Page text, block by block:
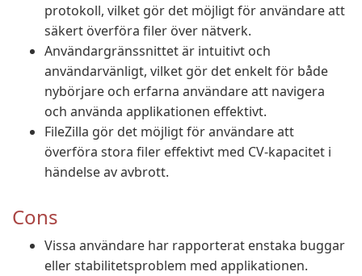
protokoll, vilket gör det möjligt för användare att
säkert överföra filer över nätverk.
Användargränssnittet är intuitivt och
användarvänligt, vilket gör det enkelt för både
nybörjare och erfarna användare att navigera
och använda applikationen effektivt.
FileZilla gör det möjligt för användare att
överföra stora filer effektivt med CV-kapacitet i
händelse av avbrott.
Cons
Vissa användare har rapporterat enstaka buggar
eller stabilitetsproblem med applikationen.